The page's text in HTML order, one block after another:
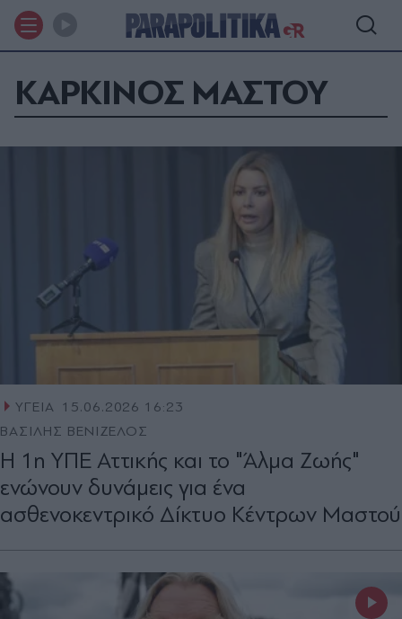
ΚΑΡΚΙΝΟΣ ΜΑΣΤΟΥ
ΥΓΕΙΑ 15.06.2026 16:23
ΒΑΣΙΛΗΣ ΒΕΝΙΖΕΛΟΣ
Η 1η ΥΠΕ Αττικής και το "Άλμα Ζωής"
ενώνουν δυνάμεις για ένα
ασθενοκεντρικό Δίκτυο Κέντρων Μαστού